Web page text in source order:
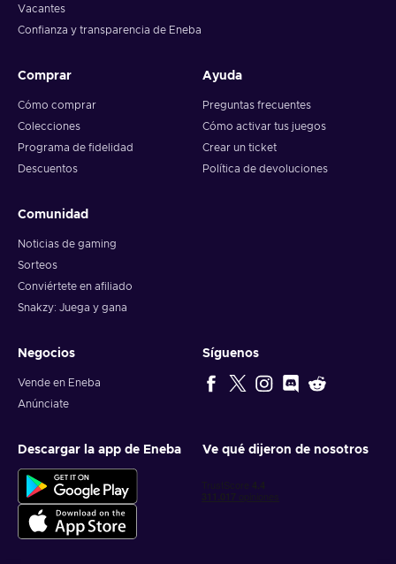
Vacantes
Confianza y transparencia de Eneba
Comprar
Cómo comprar
Colecciones
Programa de fidelidad
Descuentos
Ayuda
Preguntas frecuentes
Cómo activar tus juegos
Crear un ticket
Política de devoluciones
Comunidad
Noticias de gaming
Sorteos
Conviértete en afiliado
Snakzy: Juega y gana
Negocios
Vende en Eneba
Anúnciate
Síguenos
Descargar la app de Eneba Ve qué dijeron de nosotros